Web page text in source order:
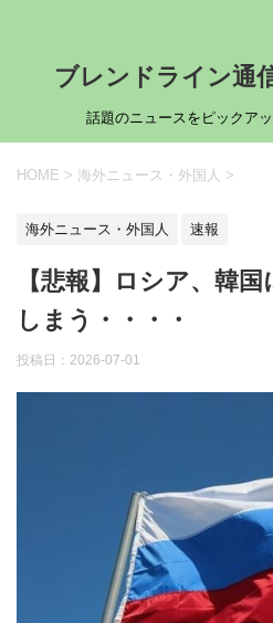
ブレンドライン通
話題のニュースをピックア
HOME > 海外ニュース・外国人 >
海外ニュース・外国人 速報
【悲報】ロシア、韓
しまう・・・・
投稿日： 2026-07-01